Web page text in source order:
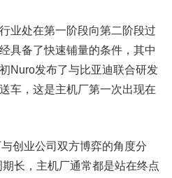
业处在第一阶段向第二阶段过
具备了快速铺量的条件，其中
Nuro发布了与比亚迪联合研发
车，这是主机厂第一次出现在
创业公司双方博弈的角度分
长，主机厂通常都是站在终点